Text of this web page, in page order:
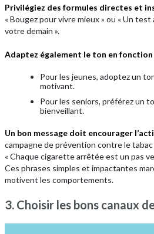
Privilégiez des formules directes et
« Bougez pour vivre mieux » ou « Un
votre demain ».
Adaptez également le ton en fonction
Pour les jeunes, adoptez un
motivant.
Pour les seniors, préférez un
bienveillant.
Un bon message doit encourager
campagne de prévention contre le
« Chaque cigarette arrêtée est un pas
Ces phrases simples et impactantes
motivent les comportements.
3. Choisir les bons canaux